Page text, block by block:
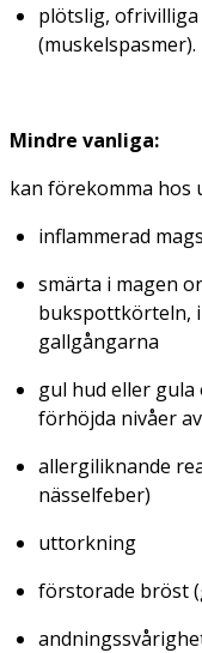
plötslig,
(muskelspasmer).
Mindre vanliga:
kan förekomma hos
inflammerad
smärta i magen
bukspottkörteln,
gallgångarna
gul hud eller
förhöjda nivåer
allergiliknande
nässelfeber)
uttorkning
förstorade bröst (